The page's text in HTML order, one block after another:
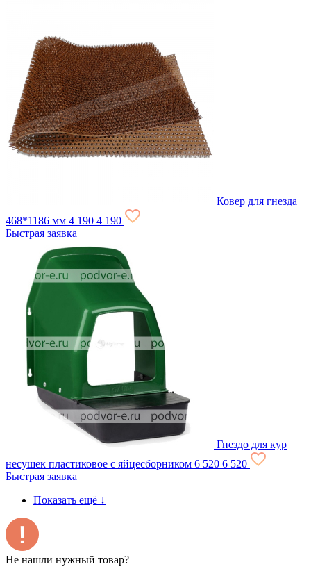
Ковер для гнезда
468*1186 мм 4 190 4 190
Быстрая заявка
Гнездо для кур
несушек пластиковое с яйцесборником 6 520 6 520
Быстрая заявка
Показать ещё ↓
Не нашли нужный товар?